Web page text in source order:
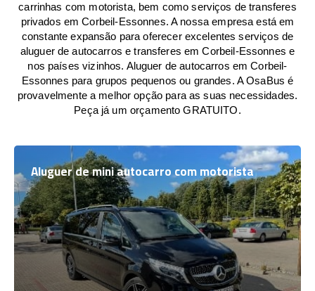
carrinhas com motorista, bem como serviços de transferes
privados em Corbeil-Essonnes. A nossa empresa está em
constante expansão para oferecer excelentes serviços de
aluguer de autocarros e transferes em Corbeil-Essonnes e
nos países vizinhos. Aluguer de autocarros em Corbeil-
Essonnes para grupos pequenos ou grandes. A OsaBus é
provavelmente a melhor opção para as suas necessidades.
Peça já um orçamento GRATUITO.
Aluguer de mini autocarro com motorista